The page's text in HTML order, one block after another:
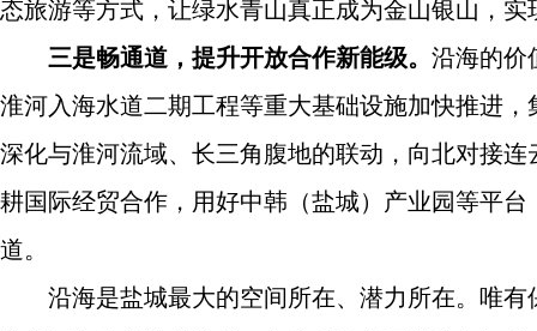
态旅游等方式，让绿水青山真正成为金山银山，
三是畅通道，提升开放合作新能级。 沿海的价
淮河入海水道二期工程等重大基础设施加快推进
深化与淮河流域、长三角腹地的联动，向北对接
耕国际经贸合作，用好中韩（盐城）产业园等平
道。
沿海是盐城最大的空间所在、潜力所在。唯